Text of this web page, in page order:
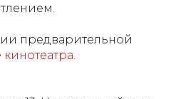
предварительной
.